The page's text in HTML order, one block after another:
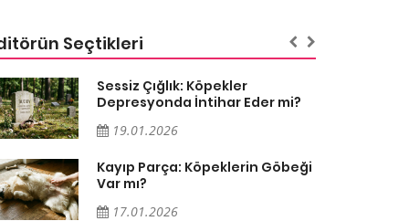
Seçtikleri
Sessiz Çığlık: Köpekler
Depresyonda İntihar Eder mi?
19.01.2026
Kayıp Parça: Köpeklerin Göbeği
Var mı?
17.01.2026